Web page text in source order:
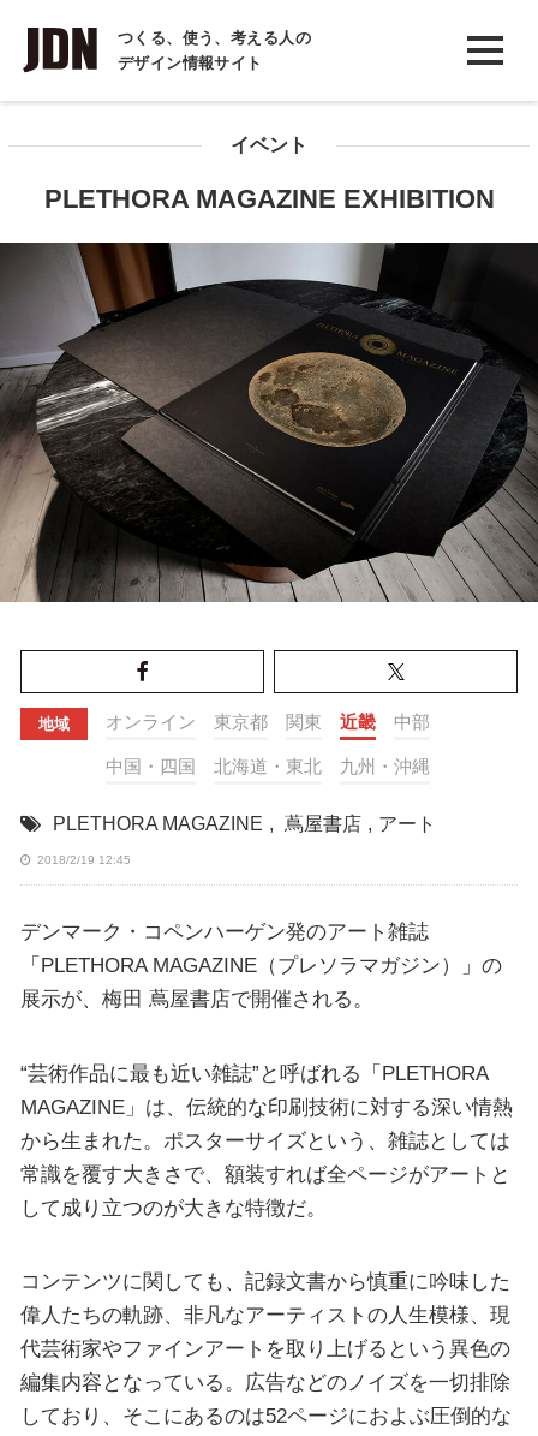
つくる、使う、考える人の
デザイン情報サイト
INTERVIEW
インタビュー
コラム
イベント
PLETHORA MAGAZINE EXHIBITION
地域 オンライン 東京都 関東 近畿 中部
中国・四国 北海道・東北 九州・沖縄
PLETHORA MAGAZINE , 蔦屋書店 , アート
2018/2/19 12:45
デンマーク・コペンハーゲン発のアート雑誌
「PLETHORA MAGAZINE（プレソラマガジン）」の
展示が、梅田 蔦屋書店で開催される。
“芸術作品に最も近い雑誌”と呼ばれる「PLETHORA
MAGAZINE」は、伝統的な印刷技術に対する深い情熱
から生まれた。ポスターサイズという、雑誌としては
常識を覆す大きさで、額装すれば全ページがアートと
して成り立つのが大きな特徴だ。
コンテンツに関しても、記録文書から慎重に吟味した
偉人たちの軌跡、非凡なアーティストの人生模様、現
代芸術家やファインアートを取り上げるという異色の
編集内容となっている。広告などのノイズを一切排除
しており、そこにあるのは52ページにおよぶ圧倒的な